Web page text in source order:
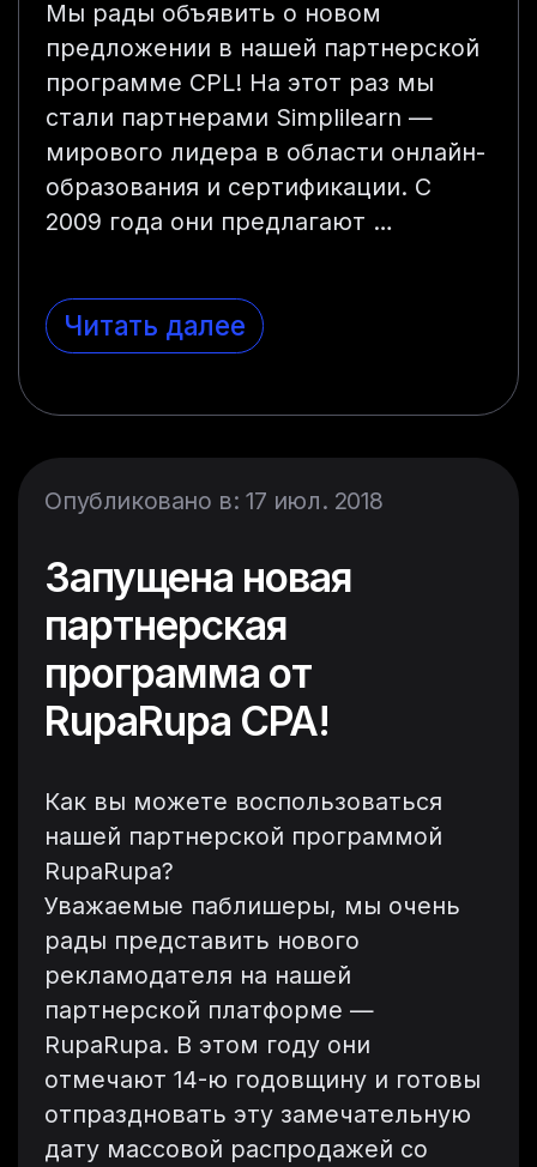
Мы рады объявить о новом
предложении в нашей партнерской
программе CPL! На этот раз мы
стали партнерами Simplilearn —
мирового лидера в области онлайн-
образования и сертификации. С
2009 года они предлагают …
Читать далее
Опубликовано в: 17 июл. 2018
Запущена новая
партнерская
программа от
RupaRupa CPA!
Как вы можете воспользоваться
нашей партнерской программой
RupaRupa?
Уважаемые паблишеры, мы очень
рады представить нового
рекламодателя на нашей
партнерской платформе —
RupaRupa. В этом году они
отмечают 14-ю годовщину и готовы
отпраздновать эту замечательную
дату массовой распродажей со